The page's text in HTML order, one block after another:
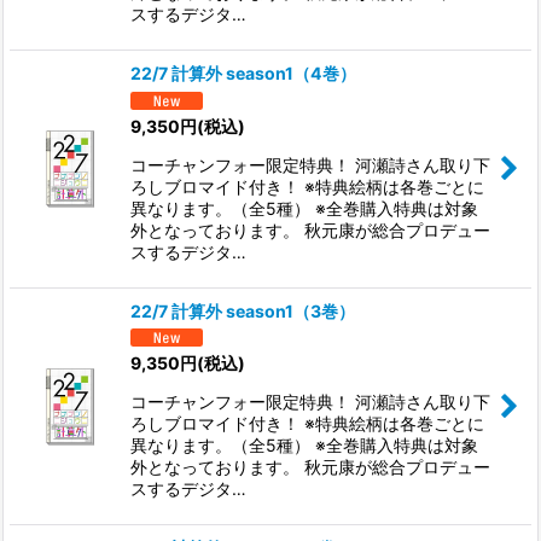
スするデジタ…
22/7 計算外 season1（4巻）
9,350円(税込)
コーチャンフォー限定特典！ 河瀬詩さん取り下
ろしブロマイド付き！ ※特典絵柄は各巻ごとに
異なります。（全5種） ※全巻購入特典は対象
外となっております。 秋元康が総合プロデュー
スするデジタ…
22/7 計算外 season1（3巻）
9,350円(税込)
コーチャンフォー限定特典！ 河瀬詩さん取り下
ろしブロマイド付き！ ※特典絵柄は各巻ごとに
異なります。（全5種） ※全巻購入特典は対象
外となっております。 秋元康が総合プロデュー
スするデジタ…